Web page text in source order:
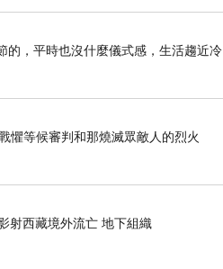
的，平時也沒什麼儀式感，生活趨近冷
懼等候審判和那燒滅眾敵人的烈火
射西藏境外流亡 地下組織